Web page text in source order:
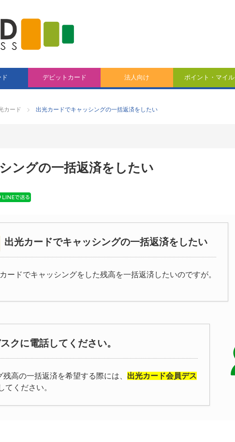
ド デビットカード 法人向け ポイント・マイル
カード 出光カードでキャッシングの一括返済をしたい
ングの一括返済をしたい
出光カードでキャッシングの一括返済をしたい
ードでキャッシングをした残高を一括返済したいのですが。
クに電話してください。
高の一括返済を希望する際には、 出光カード会員デス
てください。